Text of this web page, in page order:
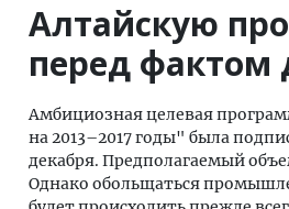
Алтайскую
перед фактом
Амбициозная целевая
на 2013–2017 годы" была
декабря. Предполагаемый
Однако обольщаться